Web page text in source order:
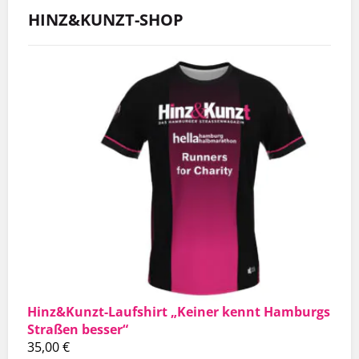
HINZ&KUNZT-SHOP
Hinz&Kunzt-Laufshirt „Keiner kennt Hamburgs
Straßen besser“
35,00€